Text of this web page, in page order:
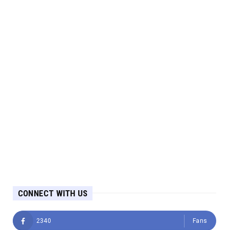
CONNECT WITH US
2340 Fans